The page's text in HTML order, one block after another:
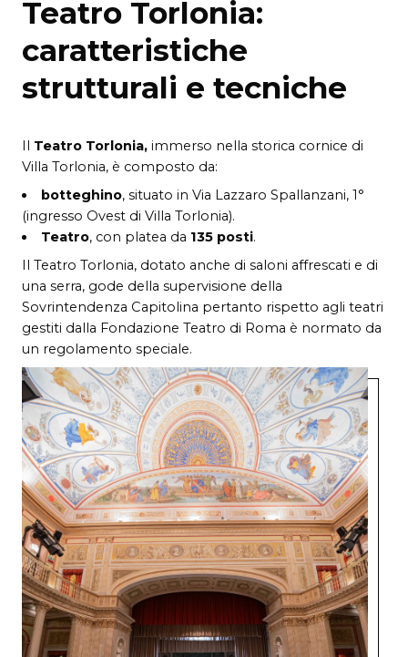
Teatro Torlonia:
caratteristiche
strutturali e tecniche
Il Teatro Torlonia, immerso nella storica cornice di
Villa Torlonia, è composto da:
botteghino, situato in Via Lazzaro Spallanzani, 1°
(ingresso Ovest di Villa Torlonia).
Teatro, con platea da 135 posti.
Il Teatro Torlonia, dotato anche di saloni affrescati e di
una serra, gode della supervisione della
Sovrintendenza Capitolina pertanto rispetto agli teatri
gestiti dalla Fondazione Teatro di Roma è normato da
un regolamento speciale.